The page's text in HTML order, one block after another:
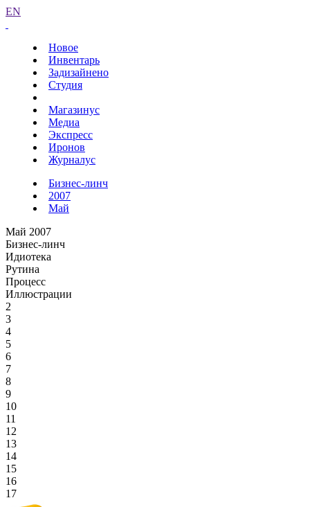
EN
Новое
Инвентарь
Задизайнено
Студия
Магазинус
Медиа
Экспресс
Иронов
Журналус
Бизнес-линч
2007
Май
Май 2007
Бизнес-линч
Идиотека
Рутина
Процесс
Иллюстрации
2
3
4
5
6
7
8
9
10
11
12
13
14
15
16
17